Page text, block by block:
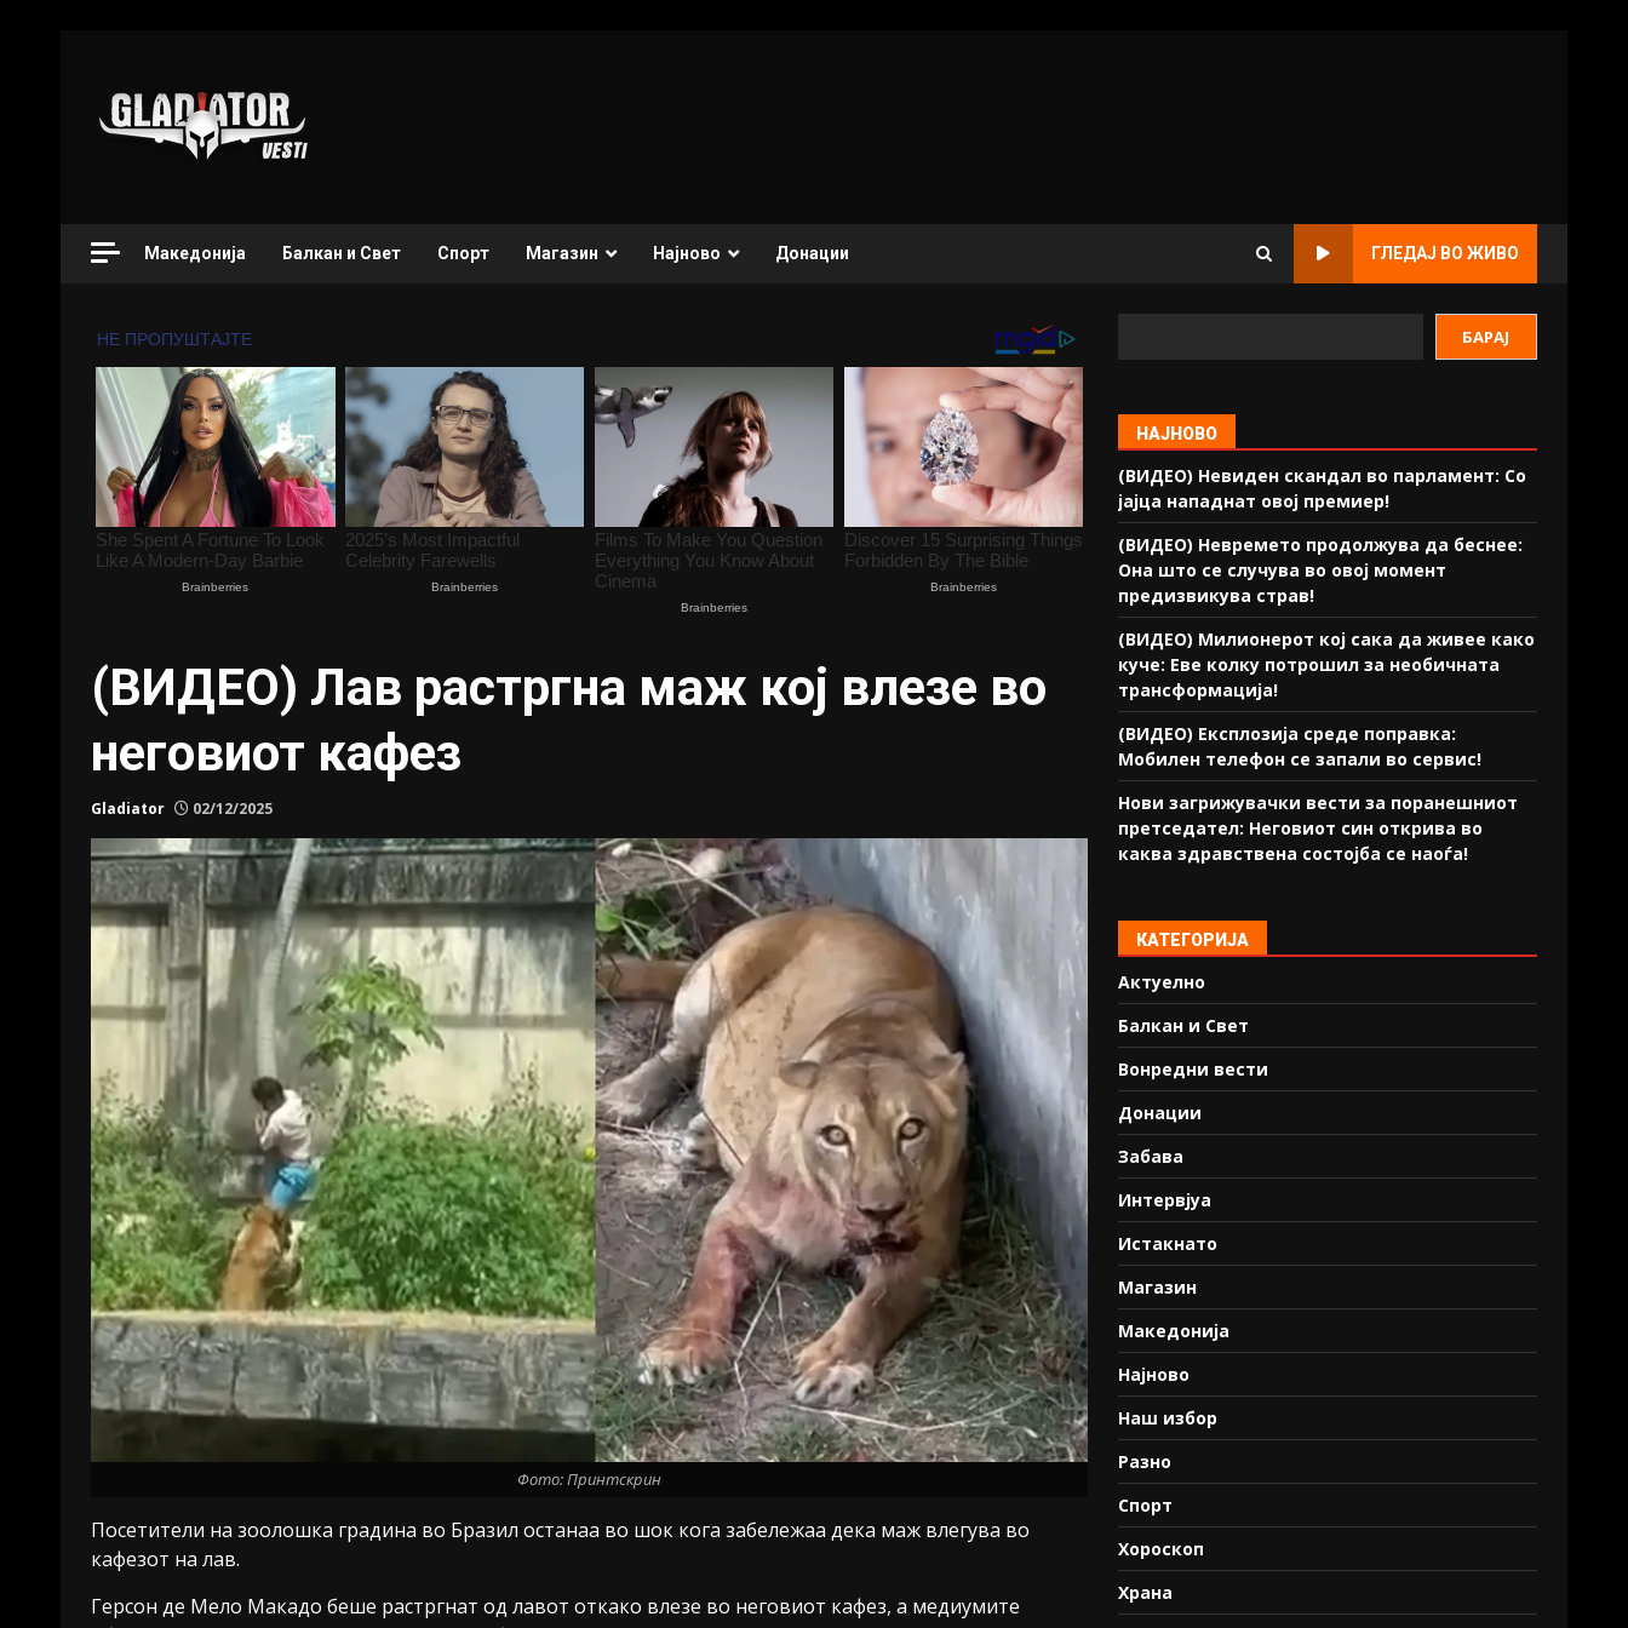
Македонија Балкан и Свет Спорт Магазин Најново Донации ГЛЕДАЈ ВО ЖИВО
(ВИДЕО) Лав растргна маж кој влезе во
неговиот кафез
Gladiator 02/12/2025
Фото: Принтскрин
Посетители на зоолошка градина во Бразил останаа во шок кога забележаа дека маж влегува во
кафезот на лав.
Герсон де Мело Макадо беше растргнат од лавот откако влезе во неговиот кафез, а медиумите
БАРАЈ
НАЈНОВО
(ВИДЕО) Невиден скандал во парламент: Со
јајца нападнат овој премиер!
(ВИДЕО) Невремето продолжува да беснее:
Она што се случува во овој момент
предизвикува страв!
(ВИДЕО) Милионерот кој сака да живее како
куче: Еве колку потрошил за необичната
трансформација!
(ВИДЕО) Експлозија среде поправка:
Мобилен телефон се запали во сервис!
Нови загрижувачки вести за поранешниот
претседател: Неговиот син открива во
каква здравствена состојба се наоѓа!
КАТЕГОРИЈА
Актуелно
Балкан и Свет
Вонредни вести
Донации
Забава
Интервјуа
Истакнато
Магазин
Македонија
Најново
Наш избор
Разно
Спорт
Хороскоп
Храна